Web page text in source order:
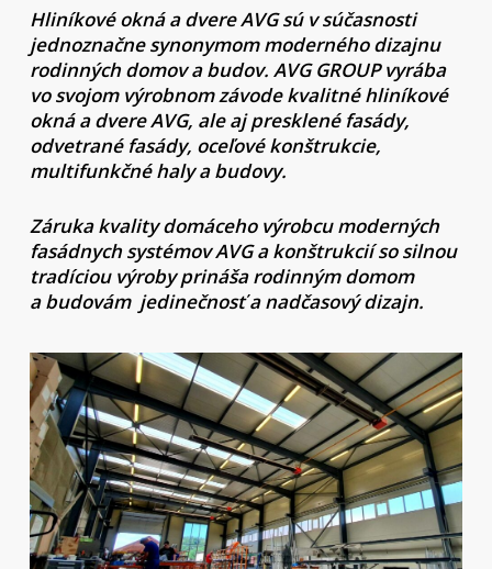
Hliníkové okná a dvere AVG sú v súčasnosti
jednoznačne synonymom moderného dizajnu
rodinných domov a budov. AVG GROUP vyrába
vo svojom výrobnom závode kvalitné hliníkové
okná a dvere AVG, ale aj presklené fasády,
odvetrané fasády, oceľové konštrukcie,
multifunkčné haly a budovy.
Záruka kvality domáceho výrobcu moderných
fasádnych systémov AVG a konštrukcií so silnou
tradíciou výroby prináša rodinným domom
a budovám jedinečnosť a nadčasový dizajn.